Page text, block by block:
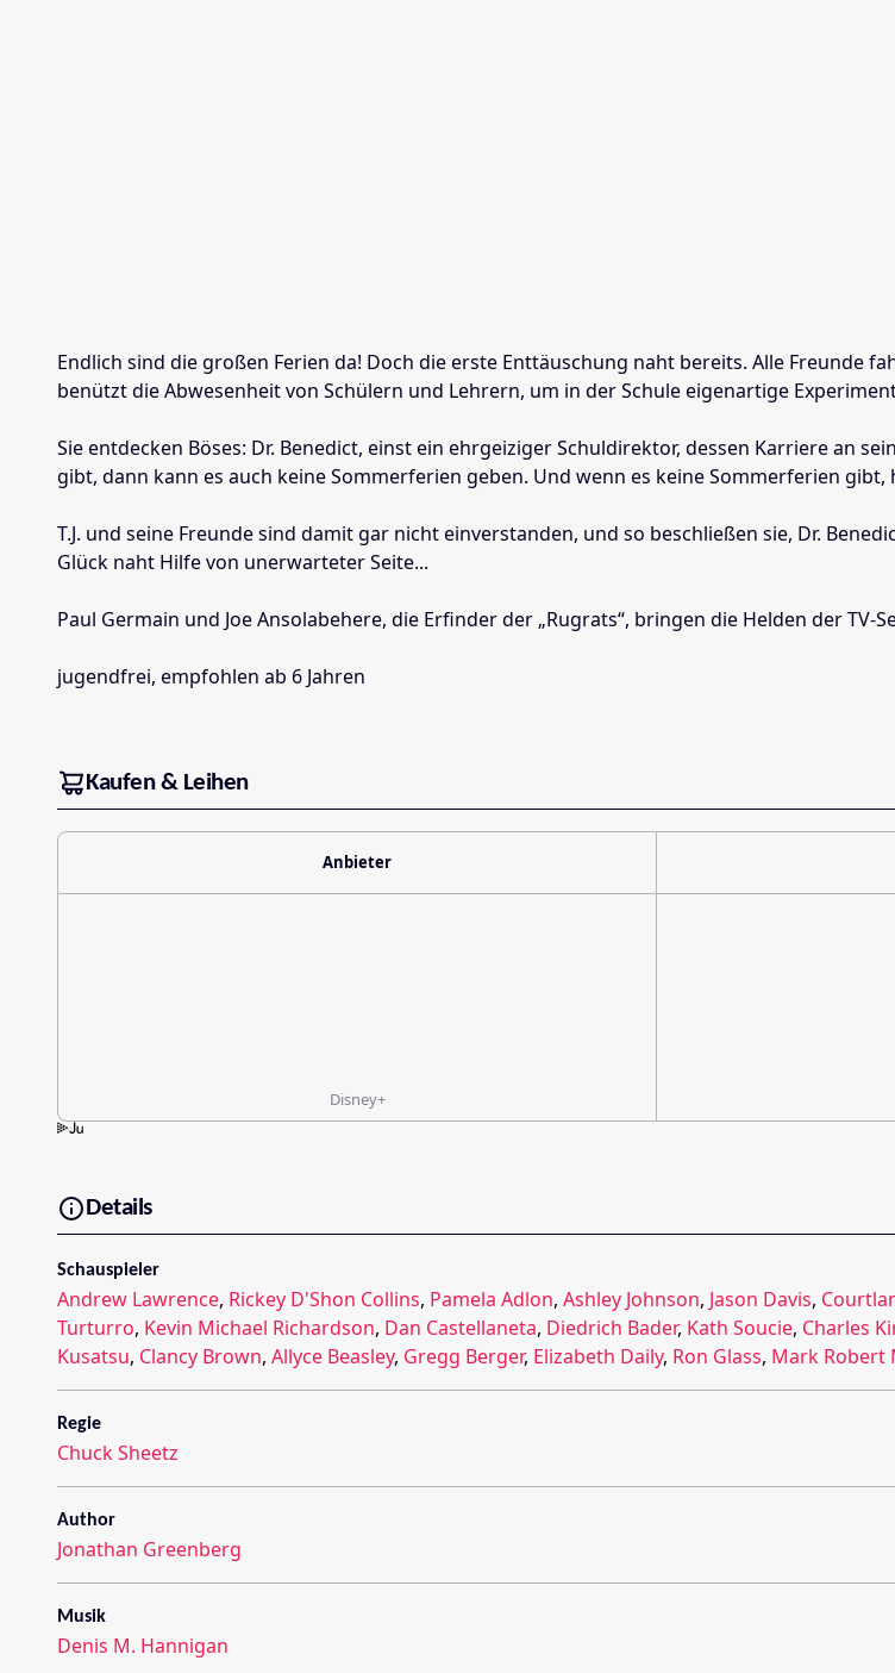
Endlich sind die großen Ferien da! Doch die erste Enttäuschung naht bereits. Alle Freunde
benützt die Abwesenheit von Schülern und Lehrern, um in der Schule eigenartige
Sie entdecken Böses: Dr. Benedict, einst ein ehrgeiziger Schuldirektor, dessen Karriere an
gibt, dann kann es auch keine Sommerferien geben. Und wenn es keine Sommerferien
T.J. und seine Freunde sind damit gar nicht einverstanden, und so beschließen sie, Dr.
Glück naht Hilfe von unerwarteter Seite...
Paul Germain und Joe Ansolabehere, die Erfinder der „Rugrats“, bringen die Helden der TV-
jugendfrei, empfohlen ab 6 Jahren
Kaufen & Leihen
Anbieter
Disney+
Details
Schauspieler
Andrew Lawrence, Rickey D'Shon Collins, Pamela Adlon, Ashley Johnson, Jason Davis,
Turturro, Kevin Michael Richardson, Dan Castellaneta, Diedrich Bader, Kath Soucie, Charles
Kusatsu, Clancy Brown, Allyce Beasley, Gregg Berger, Elizabeth Daily, Ron Glass, Mark Robert
Regie
Chuck Sheetz
Author
Jonathan Greenberg
Musik
Denis M. Hannigan